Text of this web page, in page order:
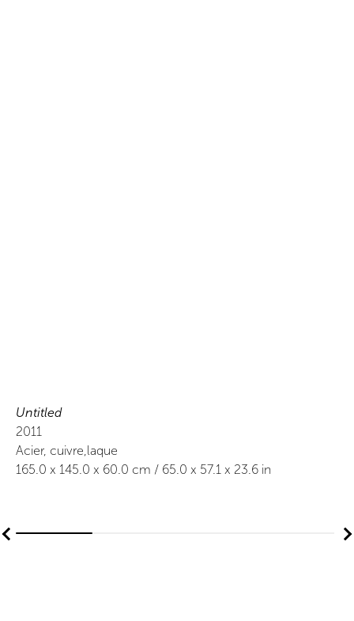
Untitled
2011
Acier, cuivre,laque
165.0 x 145.0 x 60.0 cm / 65.0 x 57.1 x 23.6 in